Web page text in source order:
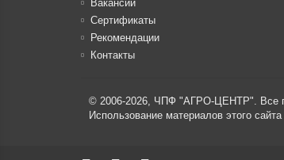
Вакансии
Cертификаты
Рекомендации
Контакты
© 2006-2026, ЧПФ "АГРО-ЦЕНТР". Все
Использование материалов этого